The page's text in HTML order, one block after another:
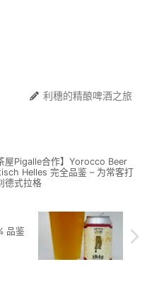
利穗的精酿啤酒之旅
屋Pigalle合作】Yorocco Beer
Helles 完全品鉴 – 为常客打
德式拉格
品鉴